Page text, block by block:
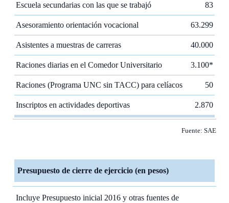
Escuela secundarias con las que se trabajó 83
Asesoramiento orientación vocacional 63.299
Asistentes a muestras de carreras 40.000
Raciones diarias en el Comedor Universitario 3.100*
Raciones (Programa UNC sin TACC) para celíacos 50
Inscriptos en actividades deportivas 2.870
Fuente: SAE
Presupuesto de cierre de ejercicio (en pesos)
Incluye Presupuesto inicial 2016 y otras fuentes de